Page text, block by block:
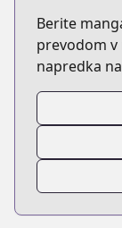
Berite
prevodom v
napredka